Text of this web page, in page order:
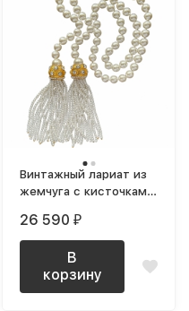
Винтажный лариат из
жемчуга с кисточками
Swarovski
26 590 ₽
В
корзину